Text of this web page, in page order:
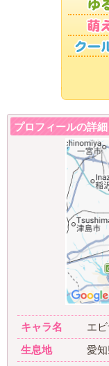
プロフィールの詳細
キャラ名
エ
生息地
愛